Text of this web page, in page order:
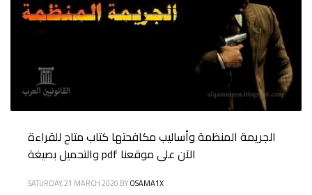
الجريمة المنظمة وأساليب مكافحتها كتاب متاح للقراءة
والتحميل بصيغة pdf الآن على موقعنا
SATURDAY, 21 MARCH 2020 BYOSAMA1X